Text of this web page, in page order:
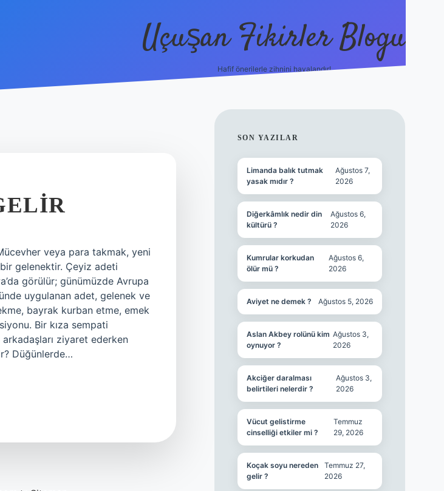
Uçuşan Fikirler Blogu
Hafif önerilerle zihnini havalandır!
veya para takmak, yeni
gelenektir. Çeyiz adeti
görülür; günümüzde Avrupa
uygulanan adet, gelenek ve
bayrak kurban etme, emek
Bir kıza sempati
ziyaret ederken
Düğünlerde…
SIDEBAR
SON YAZILAR
Limanda balık tutmak
yasak mıdır ?
Ağustos 7,
2026
Diğerkâmlık nedir din
kültürü ?
Ağustos 6,
2026
Kumrular korkudan
ölür mü ?
Ağustos 6,
2026
Aviyet ne demek ? Ağustos 5, 2026
Aslan Akbey rolünü kim
oynuyor ?
Ağustos 3,
2026
Akciğer daralması
belirtileri nelerdir ?
Ağustos 3,
2026
Vücut gelistirme
cinselliği etkiler mi ?
Temmuz
29, 2026
Koçak soyu nereden
gelir ?
Temmuz 27,
2026
hiltonbet güncel giriş